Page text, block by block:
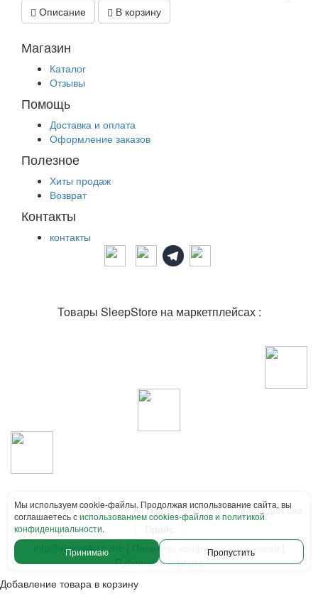
Описание
В корзину
Магазин
Каталог
Отзывы
Помощь
Доставка и оплата
Оформление заказов
Полезное
Хиты продаж
Возврат
Контакты
контакты
Товары SleepStore на маркетплейсах :
© 2015-2026 Sleep Store All Rights Reserved | Товары для сна
info@sleepstore.me
Политика конфиденциальности
Публичная оферта
Добавление товара в корзину
Мы используем cookie-файлы. Продолжая использование сайта, вы
соглашаетесь сиспользованием cookies-файлов и политикой
конфиденциальности.
Принимаю
Пропустить